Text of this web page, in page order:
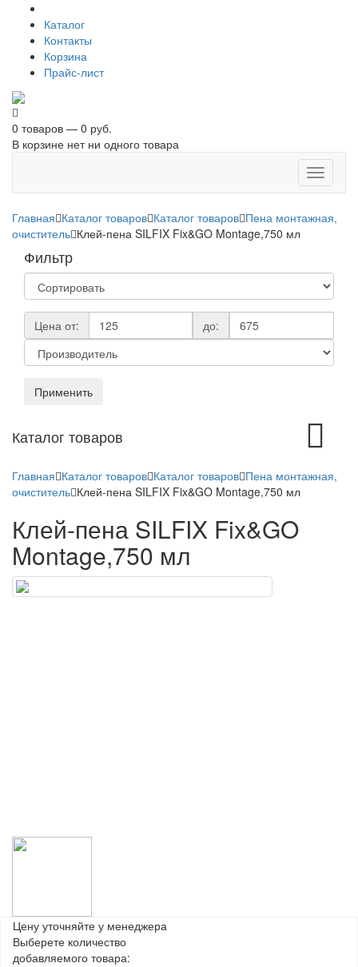
Каталог
Контакты
Корзина
Прайс-лист
0 товаров — 0 руб.
В корзине нет ни одного товара
Toggle
Главная Каталог товаров Каталог товаров Пена монтажная,
очиститель Клей-пена SILFIX Fix&GO Montage,750 мл
Фильтр
Цена от: до:
Применить
Каталог товаров
Toggle
navigation
Главная Каталог товаров Каталог товаров Пена монтажная,
очиститель Клей-пена SILFIX Fix&GO Montage,750 мл
Клей-пена SILFIX Fix&GO
Montage,750 мл
Цену уточняйте у менеджера
Выберете количество
добавляемого товара: